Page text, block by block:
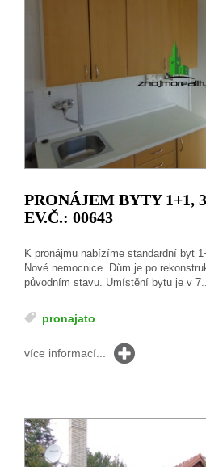
PRONÁJEM BYTY 1+1,
EV.Č.: 00643
K pronájmu nabízíme standardní byt
Nové nemocnice. Dům je po
původním stavu. Umístění bytu je v 7...
pronajato
více informací...